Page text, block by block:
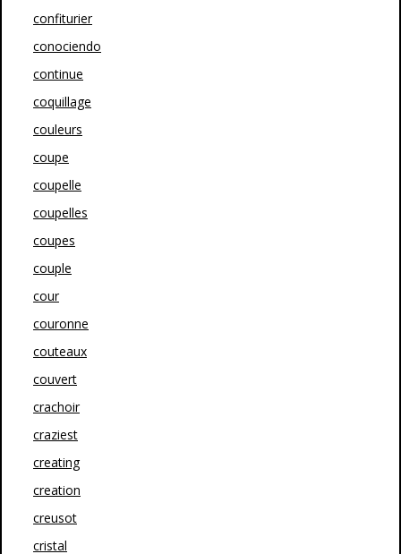
confiturier
conociendo
continue
coquillage
couleurs
coupe
coupelle
coupelles
coupes
couple
cour
couronne
couteaux
couvert
crachoir
craziest
creating
creation
creusot
cristal